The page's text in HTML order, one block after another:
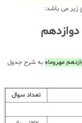
زیر می باشد:
مهروماه به شرح جدول
تعداد سوال